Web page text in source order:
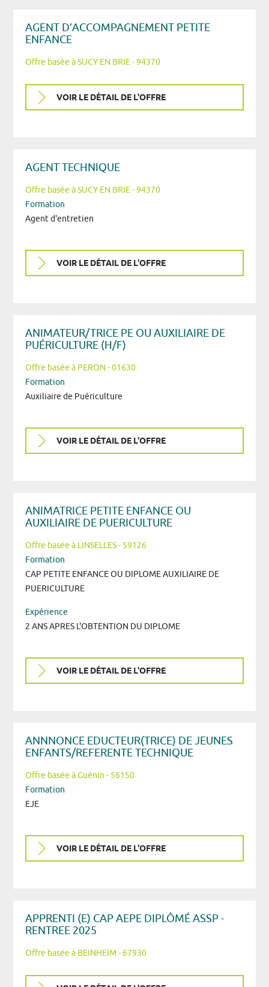
AGENT D’ACCOMPAGNEMENT PETITE
ENFANCE
Offre basée à SUCY EN BRIE - 94370
VOIR LE DÉTAIL DE L'OFFRE
AGENT TECHNIQUE
Offre basée à SUCY EN BRIE - 94370
Formation
Agent d'entretien
VOIR LE DÉTAIL DE L'OFFRE
ANIMATEUR/TRICE PE OU AUXILIAIRE DE
PUÉRICULTURE (H/F)
Offre basée à PERON - 01630
Formation
Auxiliaire de Puériculture
VOIR LE DÉTAIL DE L'OFFRE
ANIMATRICE PETITE ENFANCE OU
AUXILIAIRE DE PUERICULTURE
Offre basée à LINSELLES - 59126
Formation
CAP PETITE ENFANCE OU DIPLOME AUXILIAIRE DE
PUERICULTURE
Expérience
2 ANS APRES L'OBTENTION DU DIPLOME
VOIR LE DÉTAIL DE L'OFFRE
ANNNONCE EDUCTEUR(TRICE) DE JEUNES
ENFANTS/REFERENTE TECHNIQUE
Offre basée à Guénin - 56150
Formation
EJE
VOIR LE DÉTAIL DE L'OFFRE
APPRENTI (E) CAP AEPE DIPLÔMÉ ASSP -
RENTREE 2025
Offre basée à BEINHEIM - 67930